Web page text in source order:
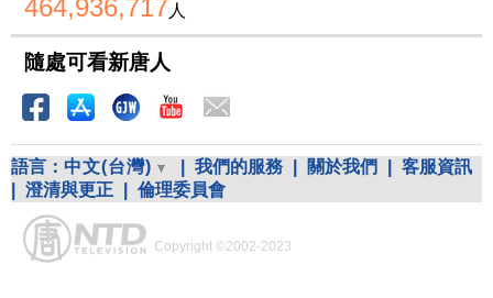
464,936,717人
隨處可看新唐人
語言： 中文(台灣) 我們的服務 關於我們
客服資訊
澄清與更正 倫理委員會
Copyright ©2002-2023